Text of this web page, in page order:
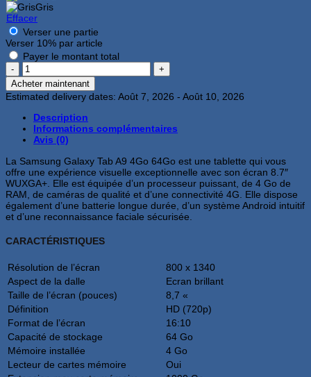
Gris
Effacer
Verser une partie
Verser 10% par article
Payer le montant total
quantité
de
Samsung
Galaxy
A9
4Go
64Go
Blanc
Acheter maintenant
Estimated delivery dates: Août 7, 2026 - Août 10, 2026
Description
Informations complémentaires
Avis (0)
La Samsung Galaxy Tab A9 4Go 64Go est une tablette qui vous
offre une expérience visuelle exceptionnelle avec son écran 8.7″
WUXGA+. Elle est équipée d’un processeur puissant, de 4 Go de
RAM, de caméras de qualité et d’une connectivité 4G. Elle dispose
également d’une batterie longue durée, d’un système Android intuitif
et d’une reconnaissance faciale sécurisée.
CARACTÉRISTIQUES
Résolution de l’écran
800 x 1340
Aspect de la dalle
Ecran brillant
Taille de l’écran (pouces)
8,7 «
Définition
HD (720p)
Format de l’écran
16:10
Capacité de stockage
64 Go
Mémoire installée
4 Go
Lecteur de cartes mémoire
Oui